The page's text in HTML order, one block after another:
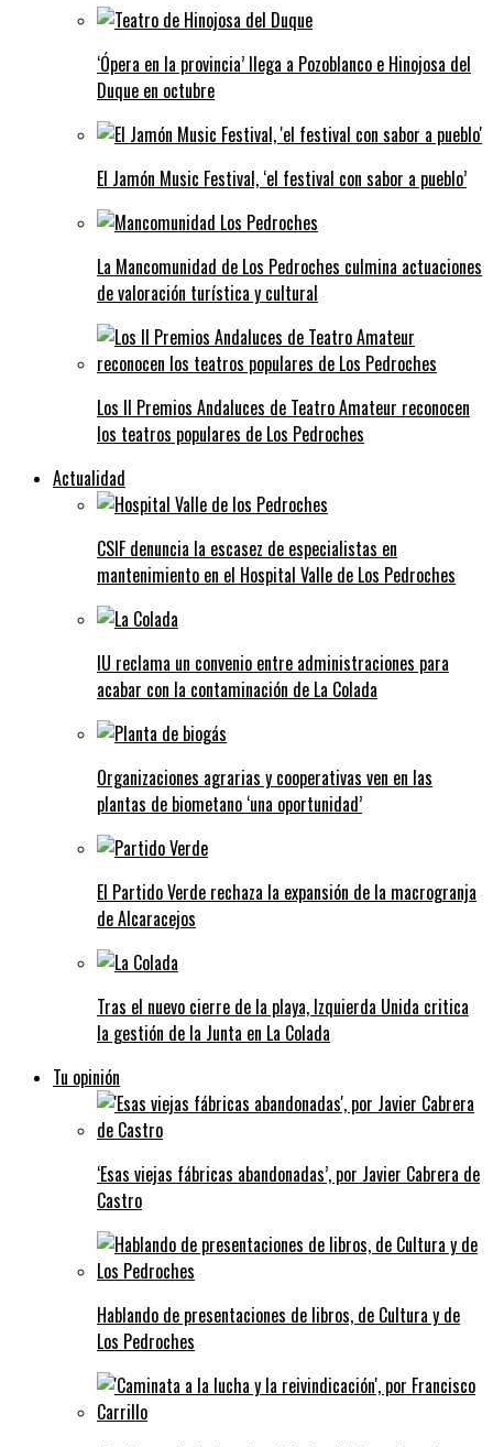
‘Ópera en la provincia’ llega a Pozoblanco e Hinojosa del
Duque en octubre
El Jamón Music Festival, ‘el festival con sabor a pueblo’
La Mancomunidad de Los Pedroches culmina actuaciones
de valoración turística y cultural
Los II Premios Andaluces de Teatro Amateur reconocen
los teatros populares de Los Pedroches
Actualidad
CSIF denuncia la escasez de especialistas en
mantenimiento en el Hospital Valle de Los Pedroches
IU reclama un convenio entre administraciones para
acabar con la contaminación de La Colada
Organizaciones agrarias y cooperativas ven en las
plantas de biometano ‘una oportunidad’
El Partido Verde rechaza la expansión de la macrogranja
de Alcaracejos
Tras el nuevo cierre de la playa, Izquierda Unida critica
la gestión de la Junta en La Colada
Tu opinión
‘Esas viejas fábricas abandonadas’, por Javier Cabrera de
Castro
Hablando de presentaciones de libros, de Cultura y de
Los Pedroches